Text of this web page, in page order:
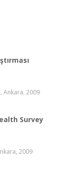
Ankara, 2009
Survey
2009